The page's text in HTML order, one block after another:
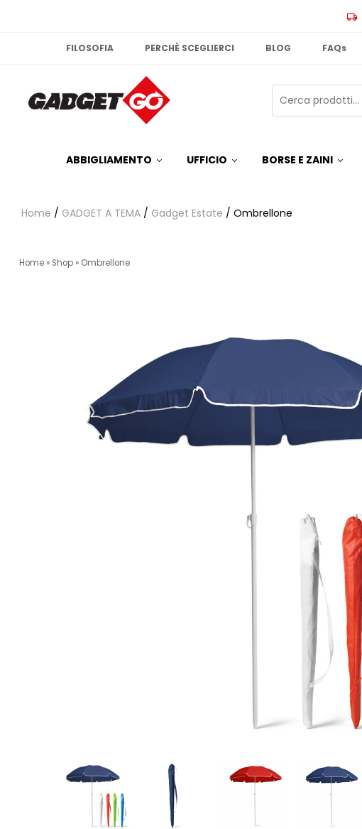
FILOSOFIA PERCHÈ SCEGLIERCI BLOG FAQs
ABBIGLIAMENTO UFFICIO BORSE E ZAINI
Home / GADGET A TEMA / Gadget Estate / Ombrellone
Home » Shop » Ombrellone